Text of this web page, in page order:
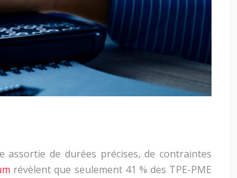
de durées précises, de contraintes
révèlent que seulement 41 % des TPE-PME